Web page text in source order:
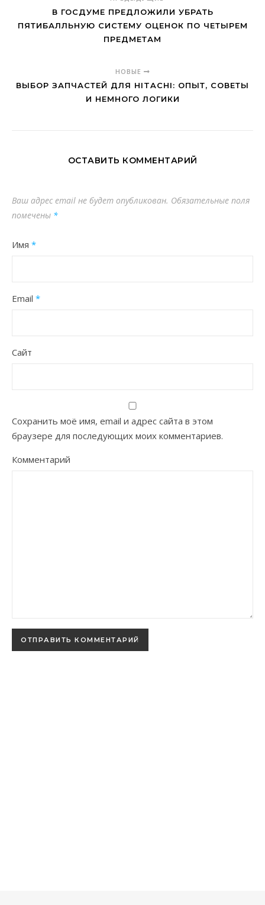
В ГОСДУМЕ ПРЕДЛОЖИЛИ УБРАТЬ
ПЯТИБАЛЛЬНУЮ СИСТЕМУ ОЦЕНОК ПО ЧЕТЫРЕМ
ПРЕДМЕТАМ
НОВЫЕ
ВЫБОР ЗАПЧАСТЕЙ ДЛЯ HITACHI: ОПЫТ, СОВЕТЫ
И НЕМНОГО ЛОГИКИ
ОСТАВИТЬ КОММЕНТАРИЙ
Ваш адрес email не будет опубликован. Обязательные поля
помечены *
Имя *
Email *
Сайт
Сохранить моё имя, email и адрес сайта в этом
браузере для последующих моих комментариев.
Комментарий